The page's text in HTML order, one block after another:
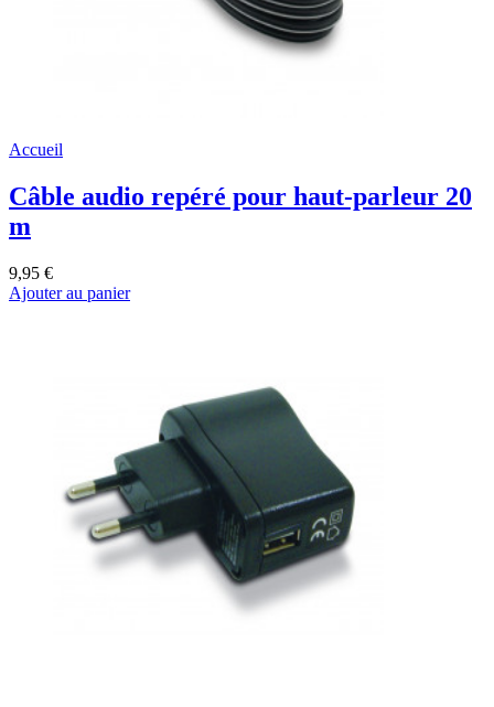
Accueil
Câble audio repéré pour haut-parleur 20
m
9,95 €
Ajouter au panier